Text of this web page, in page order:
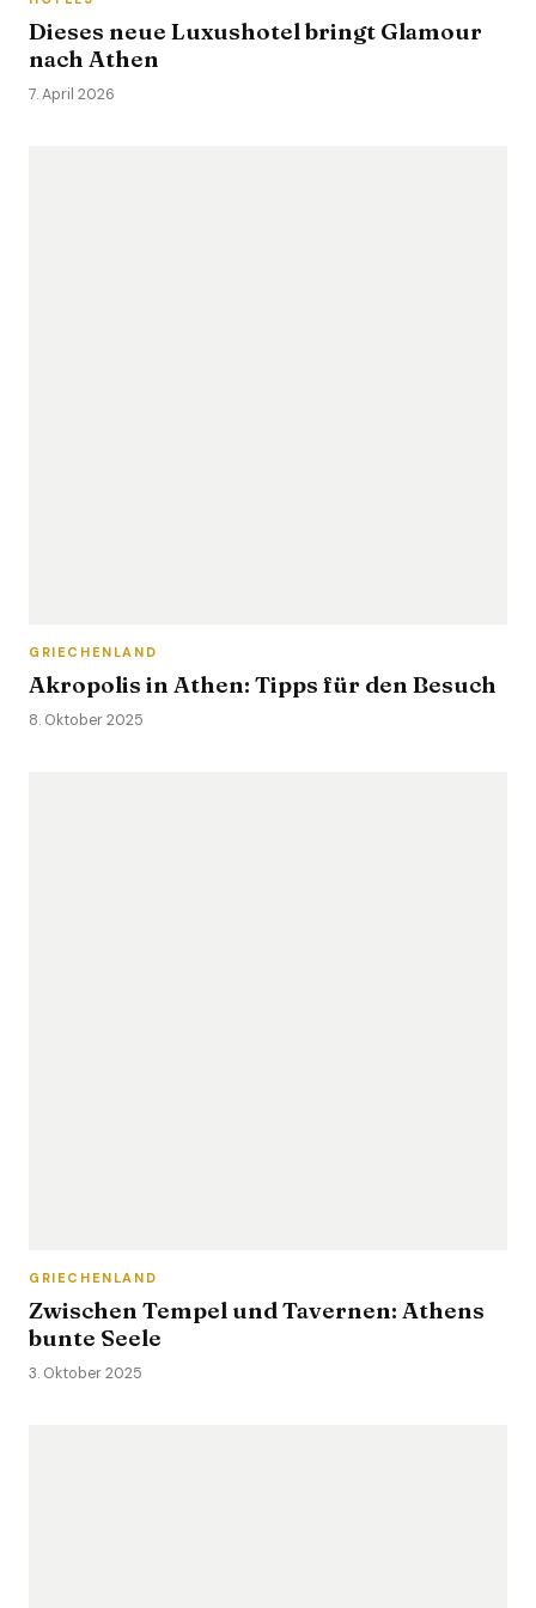
Dieses neue Luxushotel bringt Glamour
nach Athen
7. April 2026
GRIECHENLAND
Akropolis in Athen: Tipps für den Besuch
8. Oktober 2025
GRIECHENLAND
Zwischen Tempel und Tavernen: Athens
bunte Seele
3. Oktober 2025